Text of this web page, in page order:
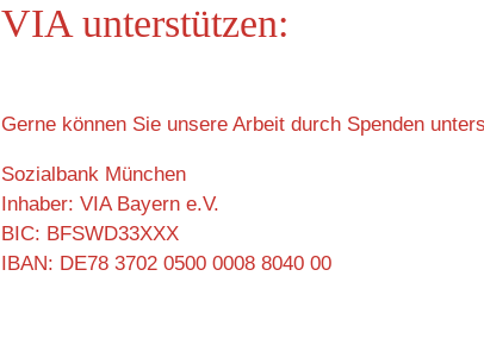
VIA unterstützen:
Gerne können Sie unsere Arbeit durch Spenden
Sozialbank München
Inhaber: VIA Bayern e.V.
BIC: BFSWD33XXX
IBAN: DE78 3702 0500 0008 8040 00